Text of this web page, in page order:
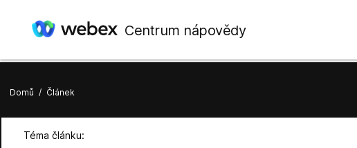
Centrum nápovědy
Domů / Článek
Téma článku: